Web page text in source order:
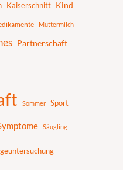
Kaiserschnitt Kind
Muttermilch
Partnerschaft
Sommer Sport
Säugling